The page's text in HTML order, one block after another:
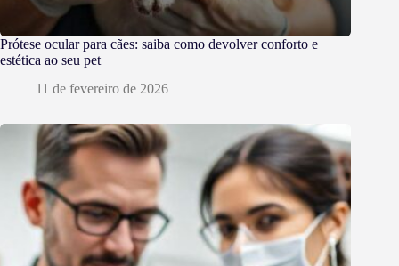
Prótese ocular para cães: saiba como devolver conforto e
estética ao seu pet
11 de fevereiro de 2026